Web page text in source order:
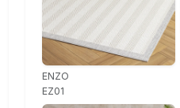
ENZO
EZ01